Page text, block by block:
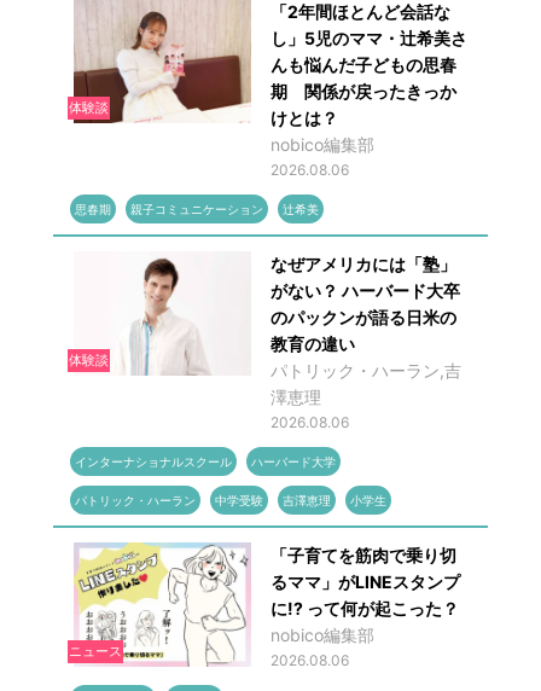
体験談
「2年間ほとんど会話な
し」5児のママ・辻希美さ
んも悩んだ子どもの思春
期 関係が戻ったきっか
けとは？
nobico編集部
2026.08.06
思春期 親子コミュニケーション 辻希美
体験談
なぜアメリカには「塾」
がない？ ハーバード大卒
のパックンが語る日米の
教育の違い
パトリック・ハーラン,吉
澤恵理
2026.08.06
インターナショナルスクール ハーバード大学
パトリック・ハーラン 中学受験 吉澤恵理 小学生
ニュース
「子育てを筋肉で乗り切
るママ」がLINEスタンプ
に!? って何が起こった？
nobico編集部
2026.08.06